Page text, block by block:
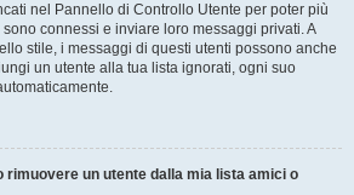
nel Pannello di Controllo Utente per poter più
connessi e inviare loro messaggi privati. A
stile, i messaggi di questi utenti possono anche
un utente alla tua lista ignorati, ogni suo
rimuovere un utente dalla mia lista amici o